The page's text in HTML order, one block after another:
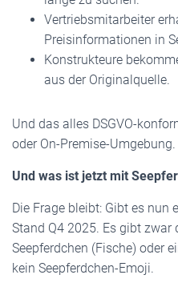
Vertriebsmitarbeiter
Preisinformationen in
Konstrukteure
aus der Originalquelle.
Und das alles DSGVO-
oder On-Premise-Umgebung.
Und was ist jetzt mit
Die Frage bleibt: Gibt es nun
Stand Q4 2025. Es gibt zwar
Seepferdchen (Fische) oder
kein Seepferdchen-Emoji.